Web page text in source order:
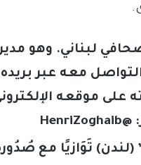
لبناني. وهو مدير
معه عبر بريده
على موقعه
@HenriZoghaib
تَوَازيًا مع